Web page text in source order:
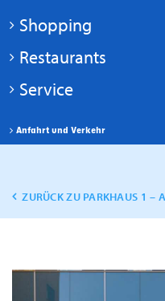
Anfahrt und Verkehr
Shopping
Restaurants
Service
ZURÜCK ZU PARKHAUS 1 –